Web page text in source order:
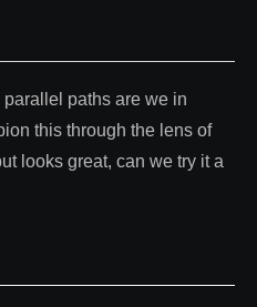
paths are we in
this through the lens of
looks great, can we try it a